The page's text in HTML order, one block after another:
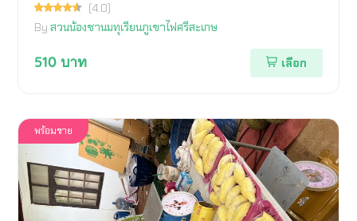
(4.0)
By สวนน้องชานมทุเรียนภูเขาไฟศรีสะเกษ
510 บาท เลือก
พร้อมขาย